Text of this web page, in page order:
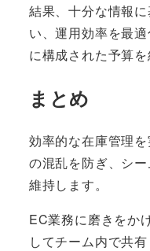
結果、十分な情報
い、運用効率を最
に構成された予算
まとめ
効率的な在庫管理
の混乱を防ぎ、シ
維持します。
EC業務に磨きをか
してチーム内で共有